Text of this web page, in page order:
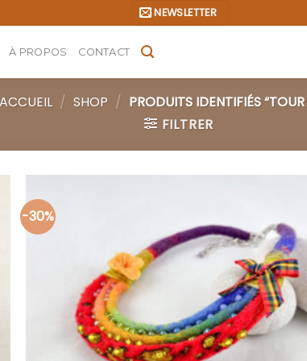
NEWSLETTER
À PROPOS CONTACT
ACCUEIL / SHOP / PRODUITS IDENTIFIÉS
FILTRER
-30%
à la